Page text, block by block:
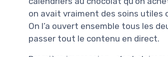
on avait vraiment des soins utiles
On l’a ouvert ensemble tous les
passer tout le contenu en direct.